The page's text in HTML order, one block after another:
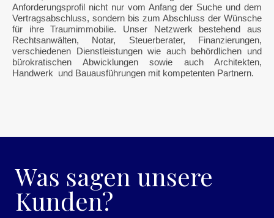
Anforderungsprofil nicht nur vom Anfang der Suche und dem
Vertragsabschluss, sondern bis zum Abschluss der Wünsche
für ihre Traumimmobilie. Unser Netzwerk bestehend aus
Rechtsanwälten, Notar, Steuerberater, Finanzierungen,
verschiedenen Dienstleistungen wie auch behördlichen und
bürokratischen Abwicklungen sowie auch Architekten,
Handwerk und Bauausführungen mit kompetenten Partnern.
Was sagen unsere
Kunden?